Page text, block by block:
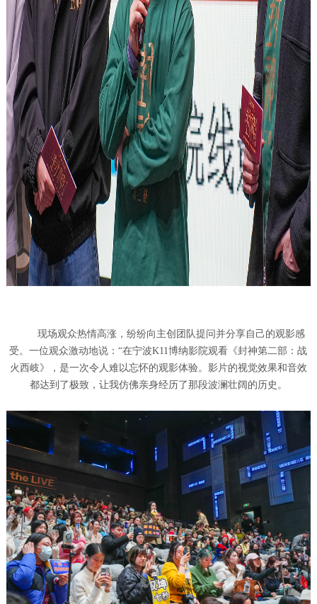
现场观众热情高涨，纷纷向主创团队提问并分享自己的观影感
受。一位观众激动地说：“在宁波K11博纳影院观看《封神第二部：战
火西岐》，是一次令人难以忘怀的观影体验。影片的视觉效果和音效
都达到了极致，让我仿佛亲身经历了那段波澜壮阔的历史。